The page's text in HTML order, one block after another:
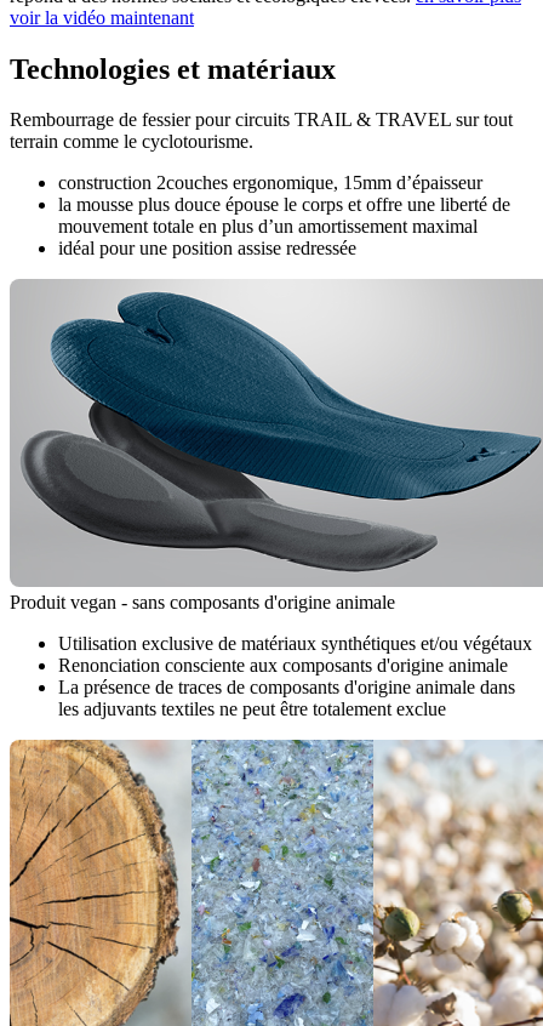
voir la vidéo maintenant
Technologies et matériaux
Rembourrage de fessier pour circuits TRAIL & TRAVEL sur tout
terrain comme le cyclotourisme.
construction 2couches ergonomique, 15mm d’épaisseur
la mousse plus douce épouse le corps et offre une liberté de
mouvement totale en plus d’un amortissement maximal
idéal pour une position assise redressée
Produit vegan - sans composants d'origine animale
Utilisation exclusive de matériaux synthétiques et/ou végétaux
Renonciation consciente aux composants d'origine animale
La présence de traces de composants d'origine animale dans
les adjuvants textiles ne peut être totalement exclue